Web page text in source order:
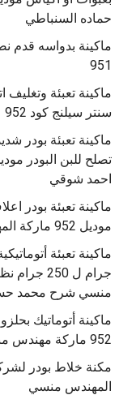
حماده السنباطي
ماكينة بدواسه قدم
951
ماكينة تعبئة وتغليف
سنتر سيلنج كود 952
احمد شوقي
موديل 952 ماركة المهندس منسي شرح مصطفي عبد الواحد
منسي شرح محمد
‫ماكينة أتوماتيك
المهندس منسي